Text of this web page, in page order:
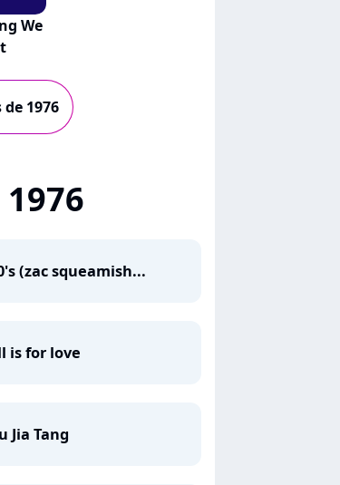
We
1976
(zac squeamish...
is for love
Jia Tang